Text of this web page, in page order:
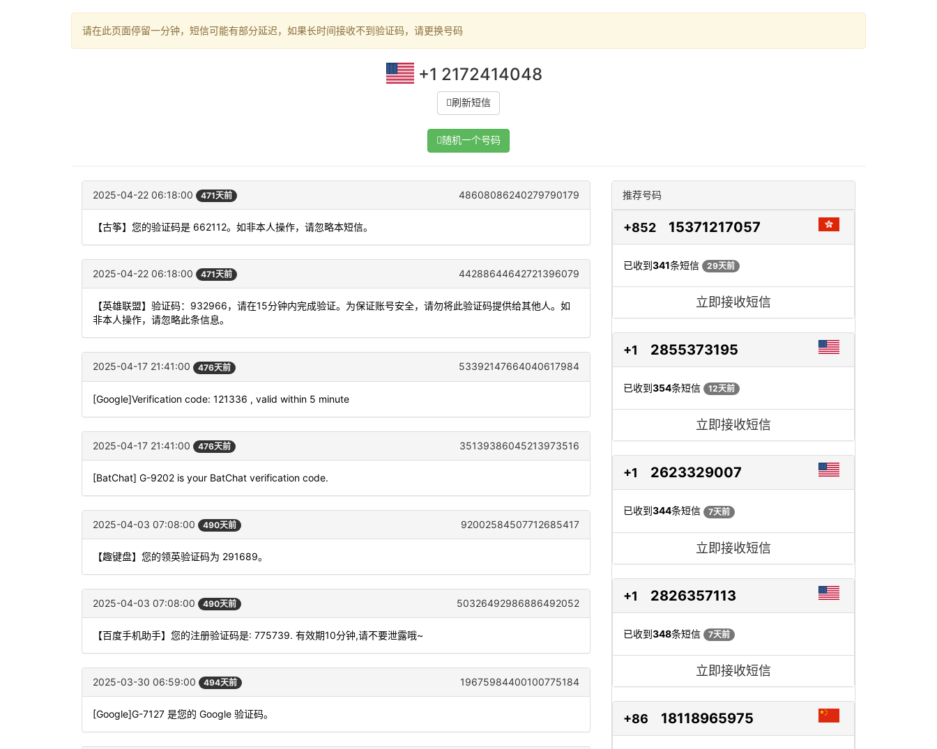
请在此页面停留一分钟，短信可能有部分延迟，如果长时间接收不到验证码，请更换号码
+1 2172414048
刷新短信
随机一个号码
2025-04-22 06:18:00 471天前 48608086240279790179
【古筝】您的验证码是 662112。如非本人操作，请忽略本短信。
2025-04-22 06:18:00 471天前 44288644642721396079
【英雄联盟】验证码：932966，请在15分钟内完成验证。为保证账号安全，请勿将此验证码提供给其他人。如
非本人操作，请忽略此条信息。
2025-04-17 21:41:00 476天前 53392147664040617984
[Google]Verification code: 121336 , valid within 5 minute
2025-04-17 21:41:00 476天前 35139386045213973516
[BatChat] G-9202 is your BatChat verification code.
2025-04-03 07:08:00 490天前 92002584507712685417
【趣键盘】您的领英验证码为 291689。
2025-04-03 07:08:00 490天前 50326492986886492052
【百度手机助手】您的注册验证码是: 775739. 有效期10分钟,请不要泄露哦~
2025-03-30 06:59:00 494天前 19675984400100775184
[Google]G-7127 是您的 Google 验证码。
推荐号码
+852 15371217057
已收到341条短信 29天前
立即接收短信
+1 2855373195
已收到354条短信 12天前
立即接收短信
+1 2623329007
已收到344条短信 7天前
立即接收短信
+1 2826357113
已收到348条短信 7天前
立即接收短信
+86 18118965975